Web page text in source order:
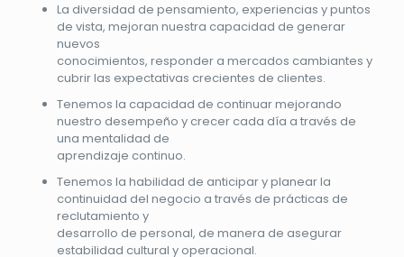
La diversidad de pensamiento, experiencias y puntos
de vista, mejoran nuestra capacidad de generar
nuevos
conocimientos, responder a mercados cambiantes y
cubrir las expectativas crecientes de clientes.
Tenemos la capacidad de continuar mejorando
nuestro desempeño y crecer cada día a través de
una mentalidad de
aprendizaje continuo.
Tenemos la habilidad de anticipar y planear la
continuidad del negocio a través de prácticas de
reclutamiento y
desarrollo de personal, de manera de asegurar
estabilidad cultural y operacional.